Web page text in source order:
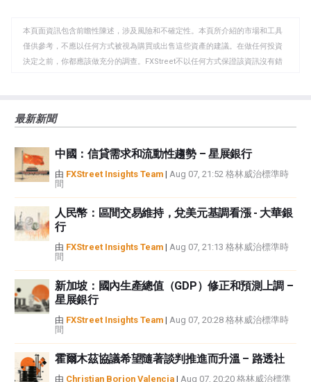
板
本頁面資訊包含前瞻性陳述，涉及風險和不確定性。本頁所介紹的市場和工具
僅供參考，不應以任何方式被視為購買或出售這些資產的建議。在做任何投資
決定之前，你都應該做充分的調查。FXStreet不以任何方式保證該資訊沒有錯
觀點，並不代表FXStreet或其廣告商的官方政策或立場。作者不對本頁連結的
如果文章正文中沒有明確提到，在撰寫本文時，作者在本文中提到的任何股票
中都沒有頭寸，也沒有與文中提到的任何公司有業務關係。除了FXStreet，作
者沒有收到撰寫這篇文章的報酬。
FXStreet和作者不提供個性化的建議。作者對該資訊的準確性、完整性或適用
性不作任何陳述。FXStreet和作者將不承擔任何錯誤，遺漏或任何損失，傷害
或損害由此資訊及其顯示或使用引起的。錯誤和遺漏除外。本文作者和
FXStreet並非註冊投資顧問，本文內容無意提供任何投資建議。
最新新聞
中國：信貸需求和流動性趨勢 – 星展銀行
由 FXStreet Insights Team | Aug 07, 21:52 格林威治標準時
間
人民幣：區間交易維持，兌美元基調看漲 - 大華銀
行
由 FXStreet Insights Team | Aug 07, 21:13 格林威治標準時
間
新加坡：國內生產總值（GDP）修正和預測上調 –
星展銀行
由 FXStreet Insights Team | Aug 07, 20:28 格林威治標準時
間
霍爾木茲協議希望隨著談判推進而升溫 – 路透社
由 Christian Borjon Valencia | Aug 07, 20:20 格林威治標準